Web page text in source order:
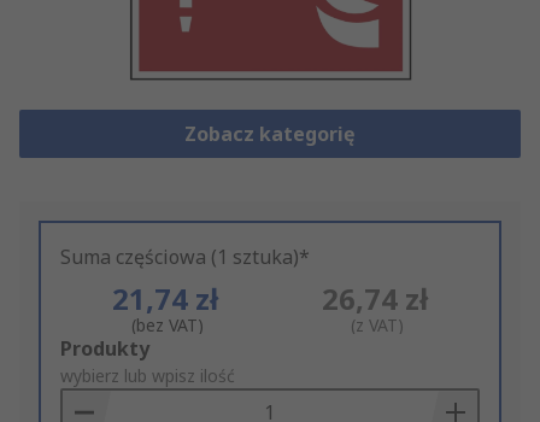
Zobacz kategorię
Suma częściowa (1 sztuka)*
21,74 zł
(bez VAT)
26,74 zł
(z VAT)
Add
to
Basket
Produkty
wybierz lub wpisz ilość